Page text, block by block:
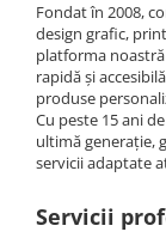
Halba sticla
Jocuri
Magneti foto
Mousepad
Perne
Puzzle personalizat
Marturii
Numere de
evenimente
Plicuri pentru
Pungi marturii
Tavita de mot
Fondat în 2008,
design grafic,
platforma
rapidă și
produse
Cu peste 15 ani
ultimă generație,
servicii adaptate
Servicii